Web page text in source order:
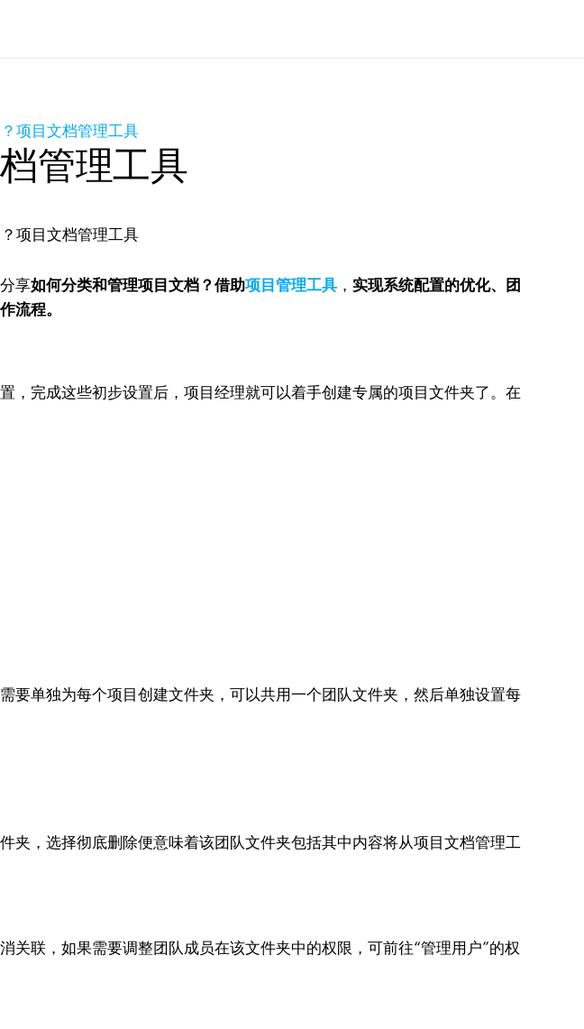
项目文档管理工具
管理工具
享如何分类和管理项目文档？借助项目管理工具 ， 实现系统配置的优化、团
流程。
完成这些初步设置后，项目经理就可以着手创建专属的项目文件夹了。在
要单独为每个项目创建文件夹，可以共用一个团队文件夹，然后单独设置每
夹，选择彻底删除便意味着该团队文件夹包括其中内容将从项目文档管理工
联，如果需要调整团队成员在该文件夹中的权限，可前往“管理用户”的权